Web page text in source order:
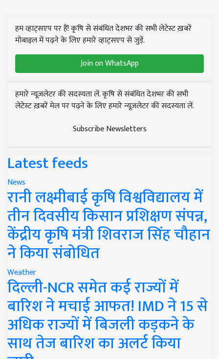
हम व्हाट्सएप पर हैं! कृषि से संबंधित देशभर की सभी लेटेस्ट ख़बरें
मोबाइल में पढ़ने के लिए हमारे व्हाट्सएप से जुड़ें.
Join on WhatsApp
हमारे न्यूज़लेटर की सदस्यता लें. कृषि से संबंधित देशभर की सभी
लेटेस्ट ख़बरें मेल पर पढ़ने के लिए हमारे न्यूज़लेटर की सदस्यता लें.
Subscribe Newsletters
Latest feeds
News
रानी लक्ष्मीबाई कृषि विश्वविद्यालय में
तीन दिवसीय किसान प्रशिक्षण संपन्न,
केंद्रीय कृषि मंत्री शिवराज सिंह चौहान
ने किया संबोधित
Weather
दिल्ली-NCR समेत कई राज्यों में
बारिश ने मचाई आफत! IMD ने 15 से
अधिक राज्यों में बिजली कड़कने के
साथ तेज बारिश का अलर्ट किया